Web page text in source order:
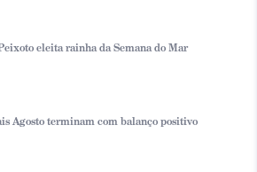
eleita rainha da Semana do Mar
Agosto terminam com balanço positivo